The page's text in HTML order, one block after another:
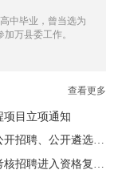
中毕业，曾当选为
万县委工作。
查看更多
项目立项通知
重庆红岩革命历史文化中心2026年第二季度公开招聘、公开遴选进入资格复审人员名单公示